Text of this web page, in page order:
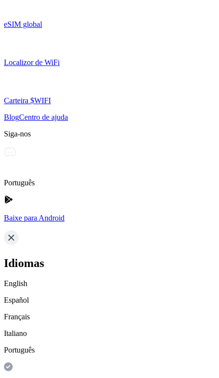
eSIM global
Localizor de WiFi
Carteira $WIFI
BlogCentro de ajuda
Siga-nos
Português
Baixe para Android
Idiomas
English
Español
Français
Italiano
Português